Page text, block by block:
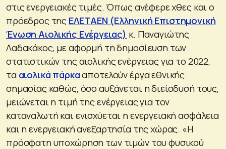
στις ενεργειακές τιμές. Όπως ανέφερε χθες και ο
πρόεδρος της ΕΛΕΤΑΕΝ (Ελληνική Επιστημονική
Ένωση Αιολικής Ενέργειας) κ. Παναγιώτης
Λαδακάκος, με αφορμή τη δημοσίευση των
στατιστικών της αιολικής ενέργειας για το 2022,
τα αιολικά πάρκααποτελούν έργα εθνικής
σημασίας καθώς, όσο αυξάνεται η διείσδυσή τους,
μειώνεται η τιμή της ενέργειας για τον
καταναλωτή και ενισχύεται η ενεργειακή ασφάλεια
και η ενεργειακή ανεξαρτησία της χώρας. «Η
πρόσφατη υποχώρηση των τιμών του φυσικού